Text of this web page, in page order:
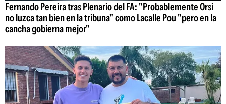
Fernando Pereira tras Plenario del FA: "Probablemente Orsi
no luzca tan bien en la tribuna" como Lacalle Pou "pero en la
cancha gobierna mejor"